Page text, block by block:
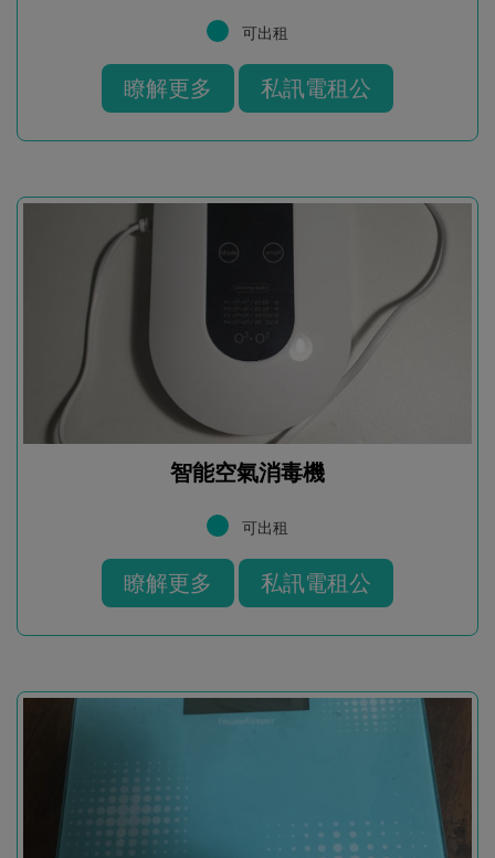
可出租
瞭解更多 私訊電租公
智能空氣消毒機
可出租
瞭解更多 私訊電租公